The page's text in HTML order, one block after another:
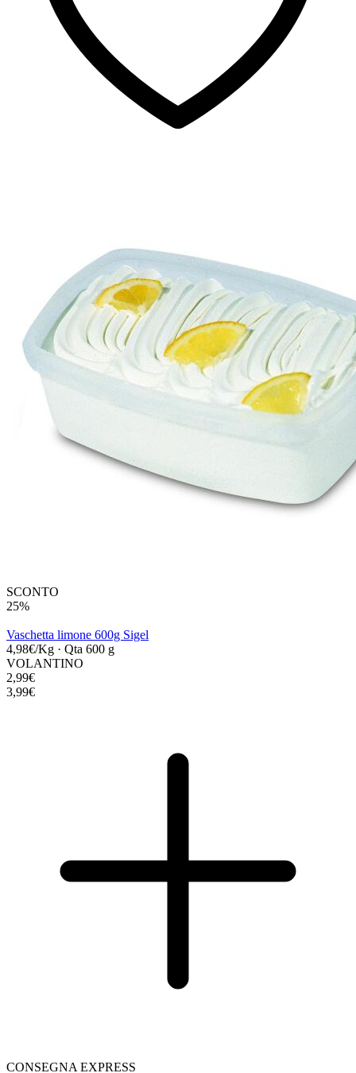
SCONTO
25%
Vaschetta limone 600g Sigel
4,98€/Kg · Qta 600 g
VOLANTINO
2,99€
3,99€
CONSEGNA EXPRESS